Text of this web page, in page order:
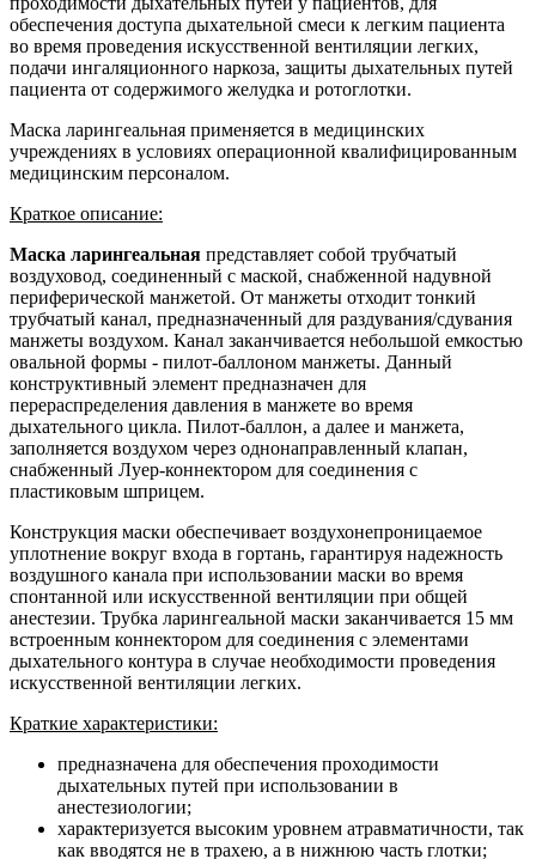
обеспечения доступа дыхательной смеси к легким пациента
во время проведения искусственной вентиляции легких,
подачи ингаляционного наркоза, защиты дыхательных путей
пациента от содержимого желудка и ротоглотки.
Маска ларингеальная применяется в медицинских
учреждениях в условиях операционной квалифицированным
медицинским персоналом.
Краткое описание:
Маска ларингеальная представляет собой трубчатый
воздуховод, соединенный с маской, снабженной надувной
периферической манжетой. От манжеты отходит тонкий
трубчатый канал, предназначенный для раздувания/сдувания
манжеты воздухом. Канал заканчивается небольшой емкостью
овальной формы - пилот-баллоном манжеты. Данный
конструктивный элемент предназначен для
перераспределения давления в манжете во время
дыхательного цикла. Пилот-баллон, а далее и манжета,
заполняется воздухом через однонаправленный клапан,
снабженный Луер-коннектором для соединения с
пластиковым шприцем.
Конструкция маски обеспечивает воздухонепроницаемое
уплотнение вокруг входа в гортань, гарантируя надежность
воздушного канала при использовании маски во время
спонтанной или искусственной вентиляции при общей
анестезии. Трубка ларингеальной маски заканчивается 15 мм
встроенным коннектором для соединения с элементами
дыхательного контура в случае необходимости проведения
искусственной вентиляции легких.
Краткие характеристики:
предназначена для обеспечения проходимости
дыхательных путей при использовании в
анестезиологии;
характеризуется высоким уровнем атравматичности, так
как вводятся не в трахею, а в нижнюю часть глотки;